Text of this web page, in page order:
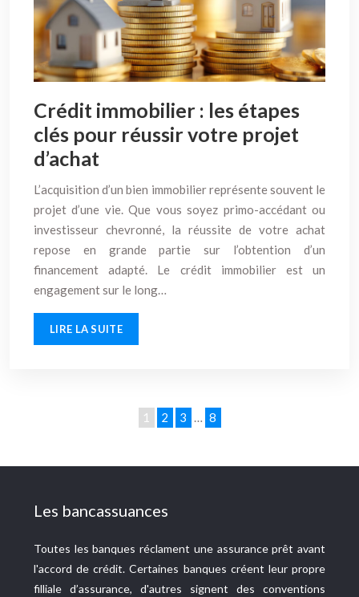
Crédit immobilier : les étapes
clés pour réussir votre projet
d’achat
L’acquisition d’un bien immobilier représente souvent le
projet d’une vie. Que vous soyez primo-accédant ou
investisseur chevronné, la réussite de votre achat
repose en grande partie sur l’obtention d’un
financement adapté. Le crédit immobilier est un
engagement sur le long…
LIRE LA SUITE
1 2 3 … 8
Les bancassuances
Toutes les banques réclament une assurance prêt avant
l'accord de crédit. Certaines banques créent leur propre
filliale d’assurance, d'autres signent des conventions